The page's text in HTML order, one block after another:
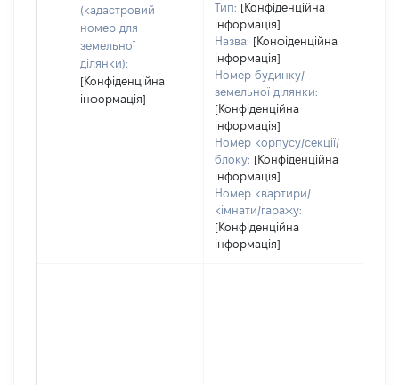
(кадастровий
номер для
земельної
ділянки):
[Конфіденційна
інформація]
Тип: [Конфіденційна
інформація]
Назва: [Конфіденційна
інформація]
Номер будинку/
земельної ділянки:
[Конфіденційна
інформація]
Номер корпусу/секції/
блоку: [Конфіденційна
інформація]
Номер квартири/
кімнати/гаражу:
[Конфіденційна
інформація]